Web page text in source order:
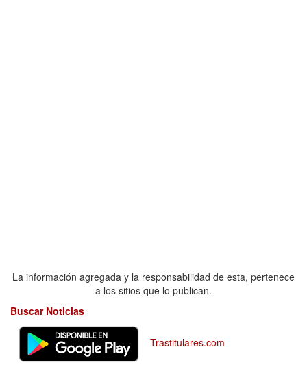
La información agregada y la responsabilidad de esta, pertenece
a los sitios que lo publican.
Buscar Noticias
Trastitulares.com